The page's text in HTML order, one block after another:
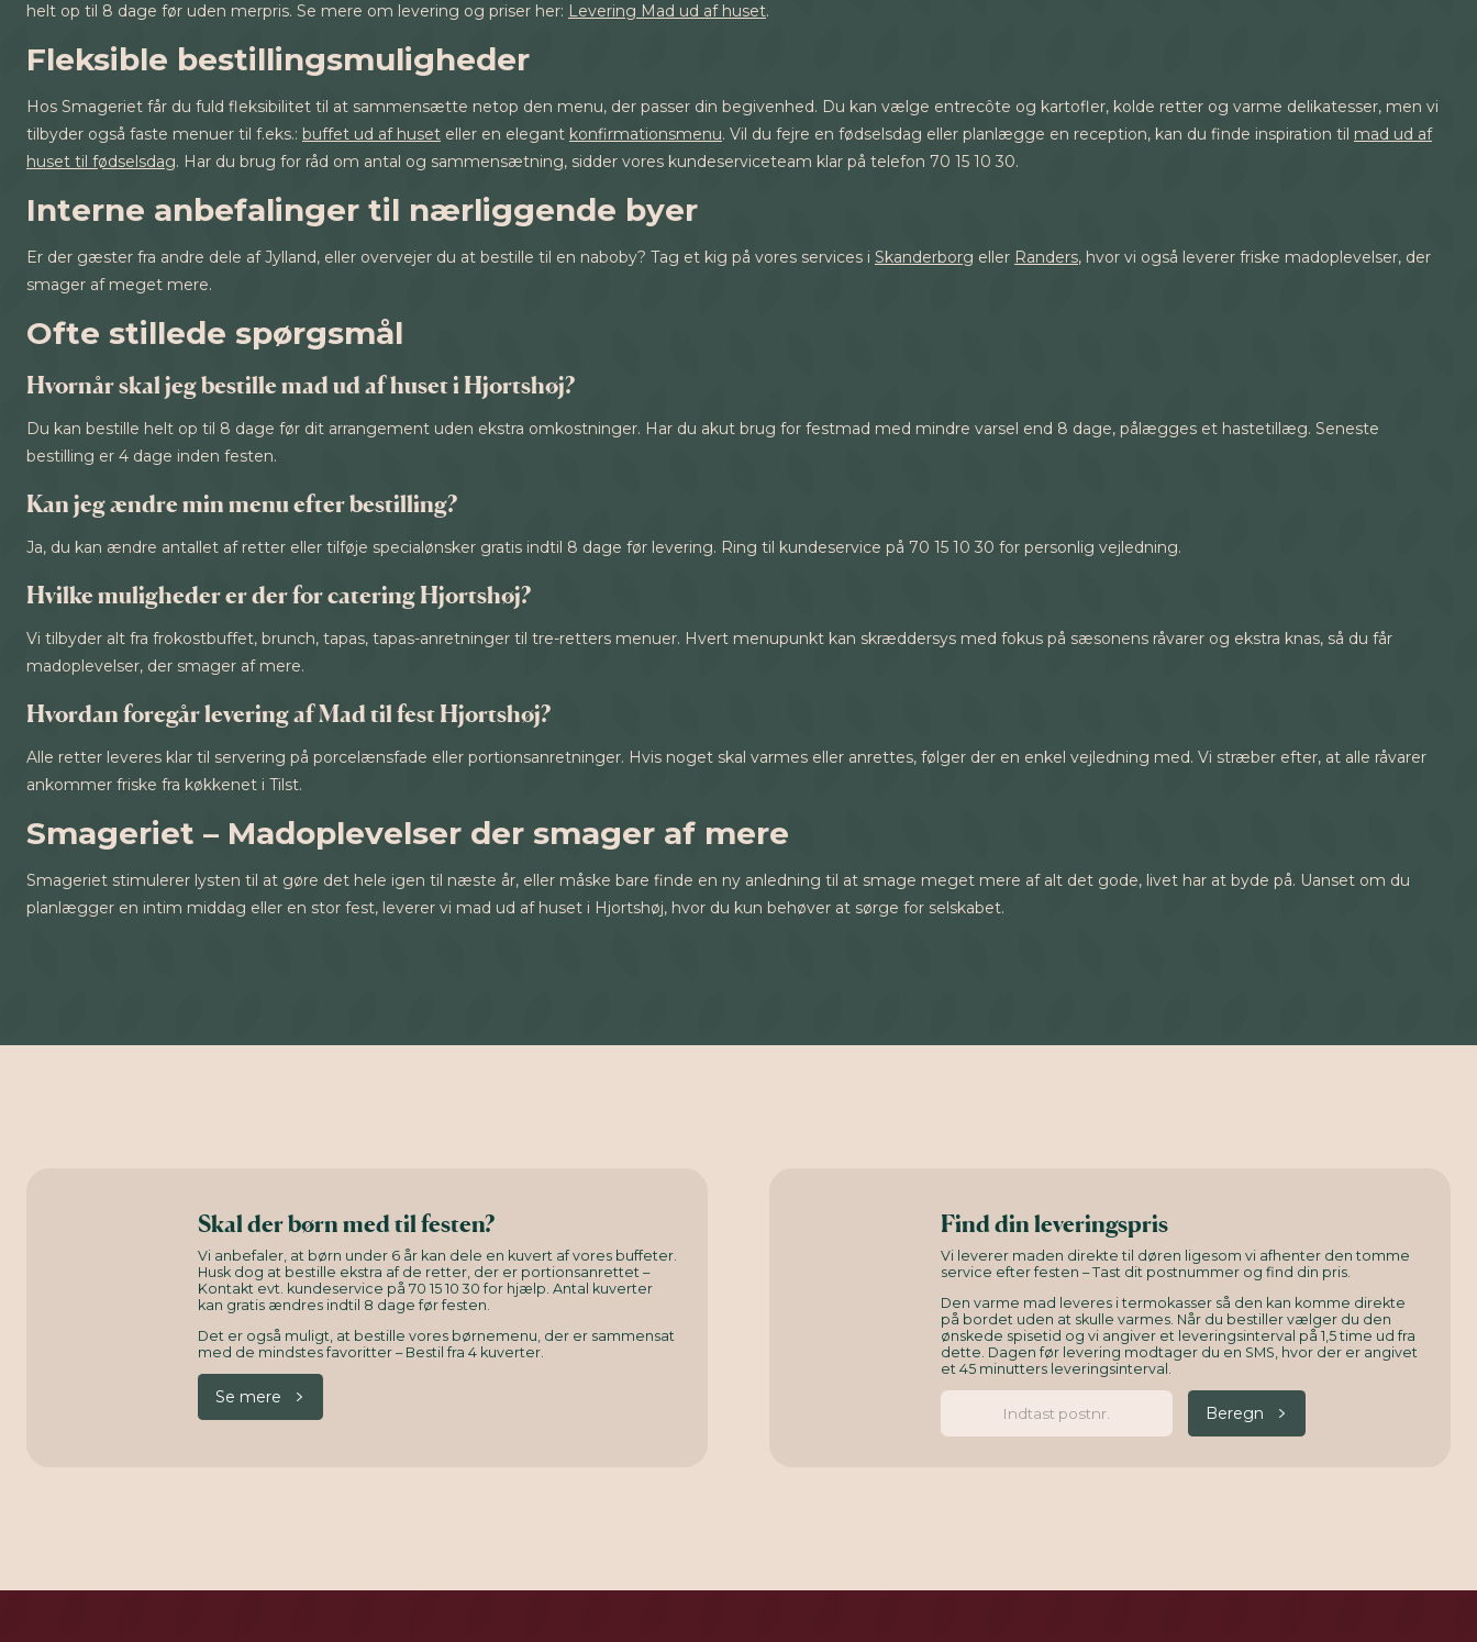
helt op til 8 dage før uden merpris. Se mere om levering og priser her: Levering Mad ud af huset.
Fleksible bestillingsmuligheder
Hos Smageriet får du fuld fleksibilitet til at sammensætte netop den menu, der passer din begivenhed. Du kan vælge entrecôte og kartofler, kolde retter og varme delikatesser, men vi
tilbyder også faste menuer til f.eks.: buffet ud af huset eller en elegant konfirmationsmenu. Vil du fejre en fødselsdag eller planlægge en reception, kan du finde inspiration til mad ud af
huset til fødselsdag. Har du brug for råd om antal og sammensætning, sidder vores kundeserviceteam klar på telefon 70 15 10 30.
Interne anbefalinger til nærliggende byer
Er der gæster fra andre dele af Jylland, eller overvejer du at bestille til en naboby? Tag et kig på vores services i Skanderborg eller Randers, hvor vi også leverer friske madoplevelser, der
smager af meget mere.
Ofte stillede spørgsmål
Hvornår skal jeg bestille mad ud af huset i Hjortshøj?
Du kan bestille helt op til 8 dage før dit arrangement uden ekstra omkostninger. Har du akut brug for festmad med mindre varsel end 8 dage, pålægges et hastetillæg. Seneste
bestilling er 4 dage inden festen.
Kan jeg ændre min menu efter bestilling?
Ja, du kan ændre antallet af retter eller tilføje specialønsker gratis indtil 8 dage før levering. Ring til kundeservice på 70 15 10 30 for personlig vejledning.
Hvilke muligheder er der for catering Hjortshøj?
Vi tilbyder alt fra frokostbuffet, brunch, tapas, tapas-anretninger til tre-retters menuer. Hvert menupunkt kan skræddersys med fokus på sæsonens råvarer og ekstra knas, så du får
madoplevelser, der smager af mere.
Hvordan foregår levering af Mad til fest Hjortshøj?
Alle retter leveres klar til servering på porcelænsfade eller portionsanretninger. Hvis noget skal varmes eller anrettes, følger der en enkel vejledning med. Vi stræber efter, at alle råvarer
ankommer friske fra køkkenet i Tilst.
Smageriet – Madoplevelser der smager af mere
Smageriet stimulerer lysten til at gøre det hele igen til næste år, eller måske bare finde en ny anledning til at smage meget mere af alt det gode, livet har at byde på. Uanset om du
planlægger en intim middag eller en stor fest, leverer vi mad ud af huset i Hjortshøj, hvor du kun behøver at sørge for selskabet.
Skal der børn med til festen?
Vi anbefaler, at børn under 6 år kan dele en kuvert af vores buffeter.
Husk dog at bestille ekstra af de retter, der er portionsanrettet –
Kontakt evt. kundeservice på 70 15 10 30 for hjælp. Antal kuverter
kan gratis ændres indtil 8 dage før festen.
Det er også muligt, at bestille vores børnemenu, der er sammensat
med de mindstes favoritter – Bestil fra 4 kuverter.
Se mere
Find din leveringspris
Vi leverer maden direkte til døren ligesom vi afhenter den tomme
service efter festen – Tast dit postnummer og find din pris.
Den varme mad leveres i termokasser så den kan komme direkte
på bordet uden at skulle varmes. Når du bestiller vælger du den
ønskede spisetid og vi angiver et leveringsinterval på 1,5 time ud fra
dette. Dagen før levering modtager du en SMS, hvor der er angivet
et 45 minutters leveringsinterval.
Beregn